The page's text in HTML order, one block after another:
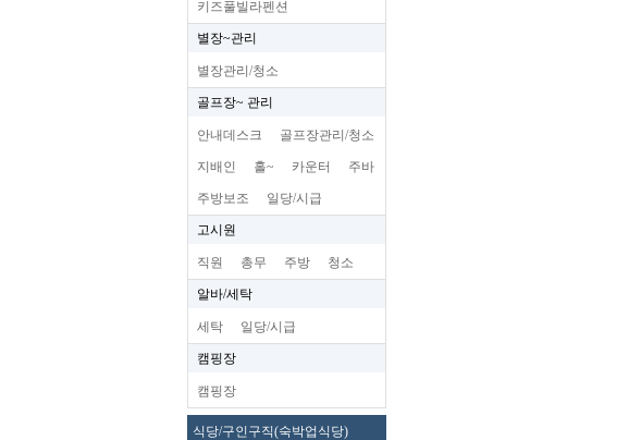
키즈풀빌라펜션
별장~관리
별장관리/청소
골프장~ 관리
안내데스크 골프장관리/청소
지배인 홀~ 카운터 주바
주방보조 일당/시급
고시원
직원 총무 주방 청소
알바/세탁
세탁 일당/시급
캠핑장
캠핑장
식당/구인구직(숙박업식당)